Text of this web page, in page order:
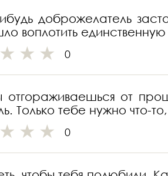
доброжелатель
воплотить
0
отгораживаешься от
тебе нужно что-то,
0